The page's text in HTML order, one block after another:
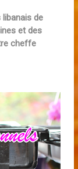
libanais de
et des
cheffe